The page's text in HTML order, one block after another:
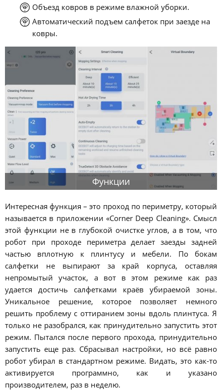
Объезд ковров в режиме влажной уборки.
Автоматический подъем салфеток при заезде на
ковры.
Функции
Интересная функция – это проход по периметру, который
называется в приложении «Corner Deep Cleaning». Смысл
этой функции не в глубокой очистке углов, а в том, что
робот при проходе периметра делает заезды задней
частью вплотную к плинтусу и мебели. По бокам
салфетки не выпирают за край корпуса, оставляя
непромытый участок, а вот в этом режиме как раз
удается достичь салфетками краёв убираемой зоны.
Уникальное решение, которое позволяет немного
решить проблему с оттиранием зоны вдоль плинтуса. Я
только не разобрался, как принудительно запустить этот
режим. Пытался после первого прохода, принудительно
запустить еще раз. Сбрасывал настройки, но всё равно
робот убирал в стандартном режиме. Видать, это как-то
активируется программно, как и указано
производителем, раз в неделю.